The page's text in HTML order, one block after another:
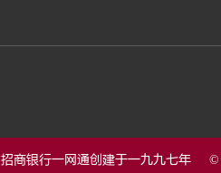
招商银行一网通创建于一九九七年